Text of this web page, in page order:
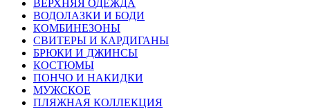
ВЕРХНЯЯ ОДЕЖДА
ВОДОЛАЗКИ И БОДИ
КОМБИНЕЗОНЫ
СВИТЕРЫ И КАРДИГАНЫ
БРЮКИ И ДЖИНСЫ
КОСТЮМЫ
ПОНЧО И НАКИДКИ
МУЖСКОЕ
ПЛЯЖНАЯ КОЛЛЕКЦИЯ